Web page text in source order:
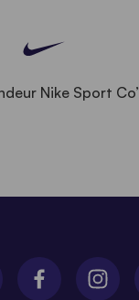
Nike Sport Co’